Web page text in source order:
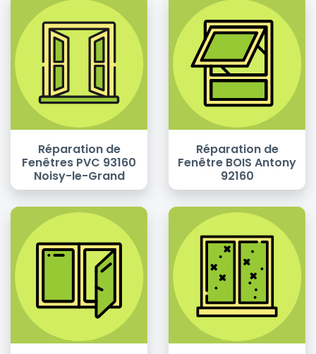
Réparation de
Fenêtres PVC 93160
Noisy-le-Grand
Réparation de
Fenêtre BOIS Antony
92160